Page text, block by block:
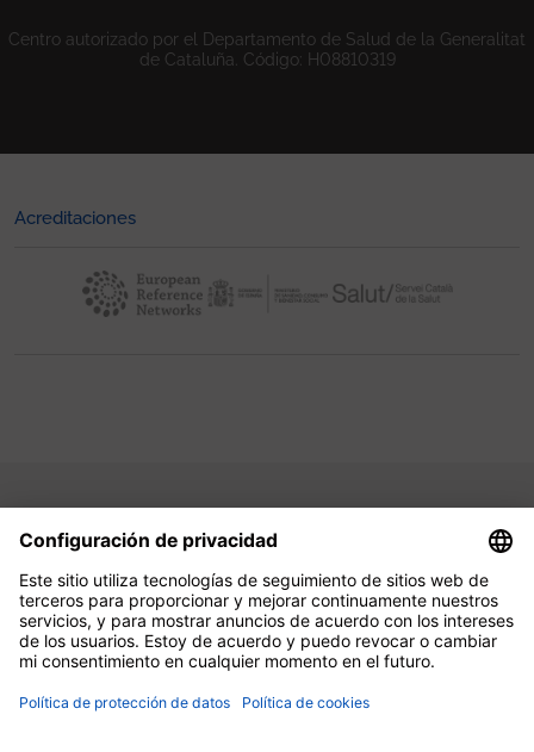
Centro autorizado por el Departamento de Salud de la Generalitat
de Cataluña. Código: H08810319
Acreditaciones